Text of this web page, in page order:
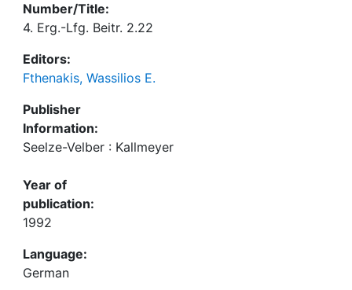
Number/Title:
4. Erg.-Lfg. Beitr. 2.22
Editors:
Fthenakis, Wassilios E.
Publisher
Information:
Seelze-Velber : Kallmeyer
Year of
publication:
1992
Language:
German